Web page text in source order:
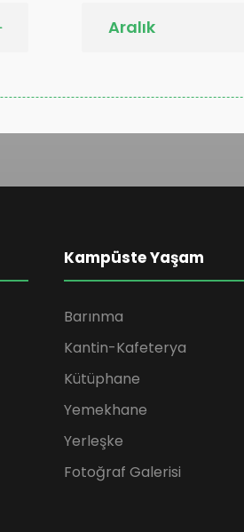
Aralık
Kampüste Yaşam
Barınma
Kantin-Kafeterya
Kütüphane
Yemekhane
Yerleşke
Fotoğraf Galerisi